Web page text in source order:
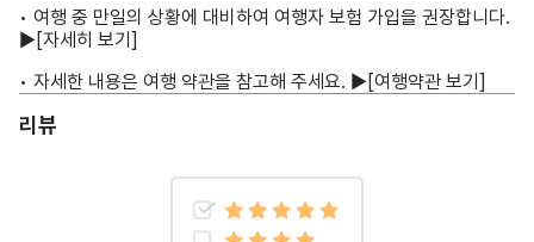
• 여행 중 만일의 상황에 대비하여 여행자 보험 가입을 권장합니다.
▶ [자세히 보기]
• 자세한 내용은 여행 약관을 참고해 주세요. ▶ [여행약관 보기]
리뷰